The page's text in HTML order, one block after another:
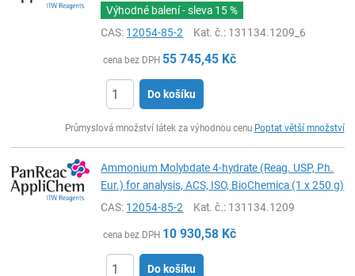
Výhodné balení - sleva 15 %
CAS: 12054-85-2 Kat. č.: 131134.1209_6
cena bez DPH 55 745,45 Kč
Do košíku
Průmyslová množství látek za výhodnou cenu Poptat větší množství
Ammonium Molybdate 4-hydrate (Reag. USP, Ph.
Eur.) for analysis, ACS, ISO, BioChemica (1 x 250 g)
CAS: 12054-85-2 Kat. č.: 131134.1209
cena bez DPH 10 930,58 Kč
Do košíku